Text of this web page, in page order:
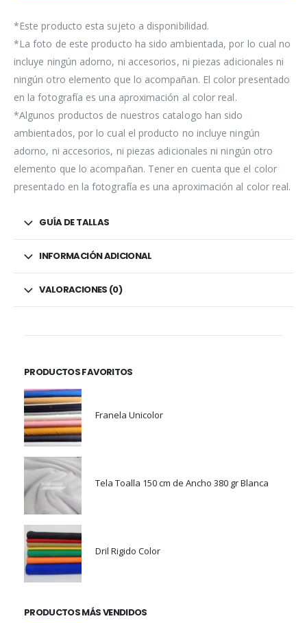
*Este producto esta sujeto a disponibilidad.
*La foto de este producto ha sido ambientada, por lo cual no
incluye ningún adorno, ni accesorios, ni piezas adicionales ni
ningún otro elemento que lo acompañan. El color presentado
en la fotografía es una aproximación al color real.
*Algunos productos de nuestros catalogo han sido
ambientados, por lo cual el producto no incluye ningún
adorno, ni accesorios, ni piezas adicionales ni ningún otro
elemento que lo acompañan. Tener en cuenta que el color
presentado en la fotografía es una aproximación al color real.
GUÍA DE TALLAS
INFORMACIÓN ADICIONAL
VALORACIONES (0)
PRODUCTOS FAVORITOS
Franela Unicolor
Tela Toalla 150 cm de Ancho 380 gr Blanca
Dril Rigido Color
PRODUCTOS MÁS VENDIDOS